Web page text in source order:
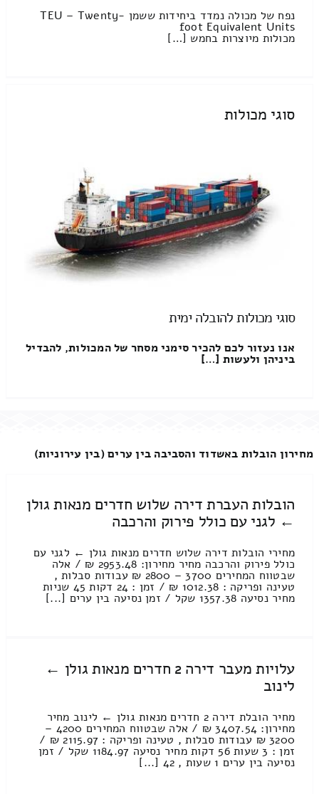
נפח של מכולה נמדד ביחידות ששמן TEU – Twenty-
foot Equivalent Units
מכולות מיוצרות בחמש […]
סוגי מכולות
סוגי מכולות להובלה ימית
אנו נעזור לכם להכיר סימני מסחר של המכולות, להבדיל
ביניהן ולעשות […]
מחירון הובלות באשדוד והסביבה בין ערים (בין עירוניות)
הובלות העברת דירה שלוש חדרים מנאות גולן
← לגני עם כולל פירוק והרכבה
מחירי הובלות דירה שלוש חדרים מנאות גולן ← לגני עם
כולל פירוק והרכבה מחיר מחירון: 2953.48 ₪ / אלה
שבטווח המחירים 3700 – 2800 ₪ עבודות סבלות ,
טעינה ופריקה : 1012.38 ₪ / זמן : 24 דקות 45 שניות
מחיר נסיעה 1357.38 שקל / זמן נסיעה בין ערים [...]
עלויות מעבר דירה 2 חדרים מנאות גולן ←
לינוב
מחיר הובלת דירה 2 חדרים מנאות גולן ← לינוב מחיר
מחירון: 3407.54 ₪ / אלה שבטווח המחירים 4200 –
3200 ₪ עבודות סבלות , טעינה ופריקה : 2115.97 ₪ /
זמן : 3 שעות 56 דקות מחיר נסיעה 1184.97 שקל / זמן
נסיעה בין ערים 1 שעות , 42 [...]